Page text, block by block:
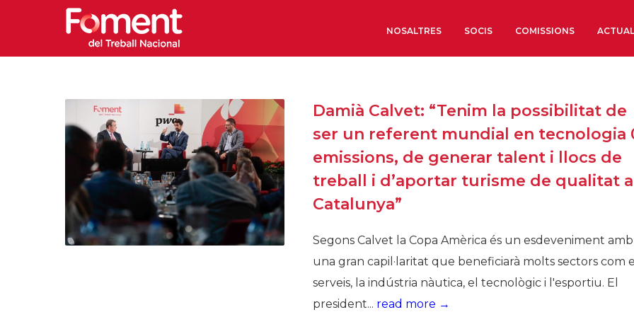
NOSALTRES
Òrgans de Govern
Òrgans Consultius
Estructura Executiva
Institut d’Estudis
Organitzacions
Organitzacions
SOCIS COMISSIONS
Damià Calvet: “Tenim la possibilitat de
ser un referent mundial en tecnologia
emissions, de generar talent i llocs de
treball i d’aportar turisme de qualitat a
Catalunya”
Segons Calvet la Copa Amèrica és un esdeveniment amb
una gran capil·laritat que beneficiarà molts sectors com
serveis, la indústria nàutica, el tecnològic i l'esportiu. El
president... read more →